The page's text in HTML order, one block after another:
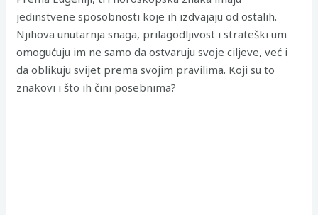
jedinstvene sposobnosti koje ih izdvajaju od ostalih.
Njihova unutarnja snaga, prilagodljivost i strateški um
omogućuju im ne samo da ostvaruju svoje ciljeve, već i
da oblikuju svijet prema svojim pravilima. Koji su to
znakovi i što ih čini posebnima?